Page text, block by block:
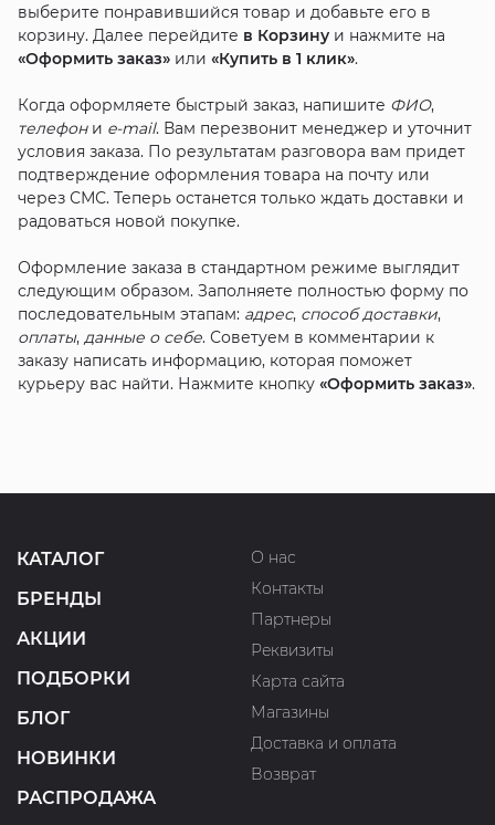
выберите понравившийся товар и добавьте его в
корзину. Далее перейдите в Корзинуи нажмите на
«Оформить заказ»или «Купить в 1 клик».
Когда оформляете быстрый заказ, напишите ФИО,
телефони e-mail. Вам перезвонит менеджер и уточнит
условия заказа. По результатам разговора вам придет
подтверждение оформления товара на почту или
через СМС. Теперь останется только ждать доставки и
радоваться новой покупке.
Оформление заказа в стандартном режиме выглядит
следующим образом. Заполняете полностью форму по
последовательным этапам: адрес, способ доставки,
оплаты, данные о себе. Советуем в комментарии к
заказу написать информацию, которая поможет
курьеру вас найти. Нажмите кнопку «Оформить заказ».
КАТАЛОГ
БРЕНДЫ
АКЦИИ
ПОДБОРКИ
БЛОГ
НОВИНКИ
РАСПРОДАЖА
О нас
Контакты
Партнеры
Реквизиты
Карта сайта
Магазины
Доставка и оплата
Возврат